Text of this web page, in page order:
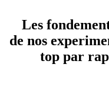
Les
de nos
top par